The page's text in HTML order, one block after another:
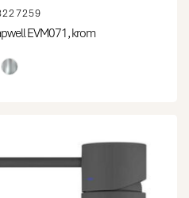
EVM071, krom